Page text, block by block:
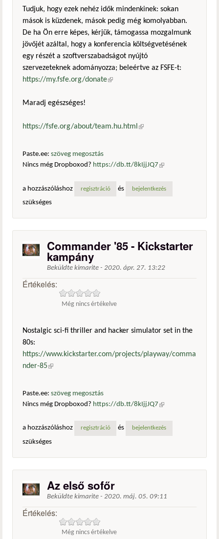
Tudjuk, hogy ezek nehéz idők mindenkinek: sokan
mások is küzdenek, mások pedig még komolyabban.
De ha Ön erre képes, kérjük, támogassa mozgalmunk
jövőjét azáltal, hogy a konferencia költségvetésének
egy részét a szoftverszabadságot nyújtó
szervezeteknek adományozza; beleértve az FSFE-t:
https://my.fsfe.org/donate(külső hivatkozás)
Maradj egészséges!
https://fsfe.org/about/team.hu.html (külső hivatkozás)
Paste.ee: szöveg megosztás
Nincs még Dropboxod? https://db.tt/8kIjjJQ7 (külső
a hozzászóláshoz
regisztráció és bejelentkezés
szükséges
Commander '85 - Kickstarter
kampány
Beküldte kimarite - 2020. ápr. 27. 13:22
Értékelés:
Még nincs értékelve
Nostalgic sci-fi thriller and hacker simulator set in the
80s:
https://www.kickstarter.com/projects/playway/comma
nder-85(külső hivatkozás)
Paste.ee: szöveg megosztás
Nincs még Dropboxod? https://db.tt/8kIjjJQ7 (külső
a hozzászóláshoz
regisztráció és bejelentkezés
szükséges
Az első sofőr
Beküldte kimarite - 2020. máj. 05. 09:11
Értékelés:
Még nincs értékelve